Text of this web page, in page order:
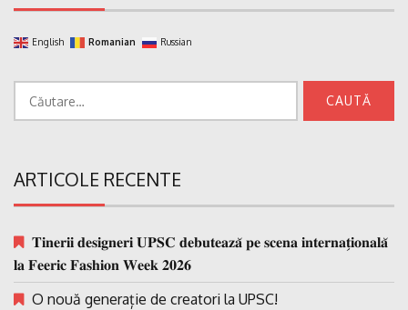
English Romanian Russian
ARTICOLE RECENTE
𝐓𝐢𝐧𝐞𝐫𝐢𝐢 𝐝𝐞𝐬𝐢𝐠𝐧𝐞𝐫𝐢 𝐔𝐏𝐒𝐂 𝐝𝐞𝐛𝐮𝐭𝐞𝐚𝐳𝐚̆ 𝐩𝐞 𝐬𝐜𝐞𝐧𝐚 𝐢𝐧𝐭𝐞𝐫𝐧𝐚𝐭̗𝐢𝐨𝐧𝐚𝐥𝐚̆
𝐥𝐚 𝐅𝐞𝐞𝐫𝐢𝐜 𝐅𝐚𝐬𝐡𝐢𝐨𝐧 𝐖𝐞𝐞𝐤 𝟐𝟎𝟐𝟔
O nouă generație de creatori la UPSC!